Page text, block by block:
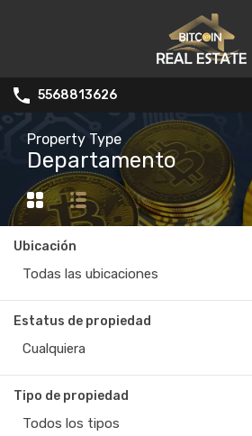
5568813626
Property Type
Departamento
Ubicación
Todas las ubicaciones
Estatus de propiedad
Cualquiera
Tipo de propiedad
Todos los tipos